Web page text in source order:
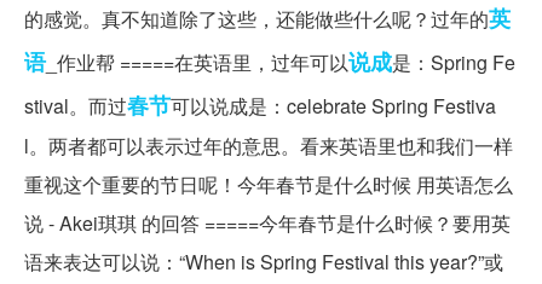
的感觉。真不知道除了这些，还能做些什么呢？过年的英
语_作业帮 =====在英语里，过年可以说成是：Spring Fe
stival。而过春节可以说成是：celebrate Spring Festiva
l。两者都可以表示过年的意思。看来英语里也和我们一样
重视这个重要的节日呢！今年春节是什么时候 用英语怎么
说 - Akei琪琪 的回答 =====今年春节是什么时候？要用英
语来表达可以说：“When is Spring Festival this year?”或